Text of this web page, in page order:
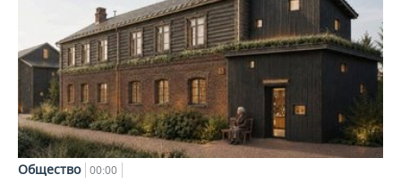
Общество 00:00